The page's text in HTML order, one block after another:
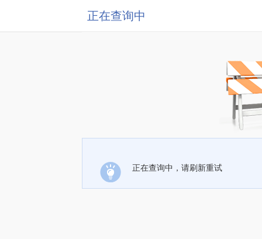
正在查询中
正在查询中，请刷新重试